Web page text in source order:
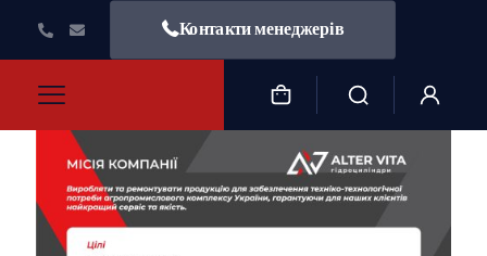
Контакти менеджерів